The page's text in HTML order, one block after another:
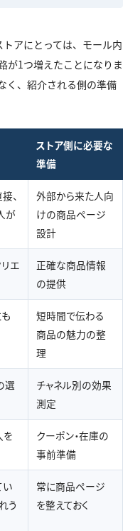
アにとっては、モール内
が1つ増えたことになりま
く、紹介される側の準備
ストア側に必要な
準備
、
が
外部から来た人向
けの商品ページ
設計
エ
正確な商品情報
の提供
短時間で伝わる
商品の魅力の整
理
選
チャネル別の効果
測定
を
クーポン・在庫の
事前準備
い
う
常に商品ページ
を整えておく